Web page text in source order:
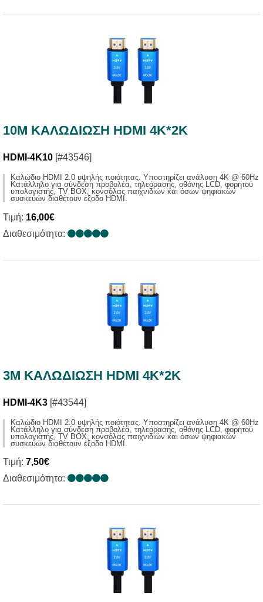
10M ΚΑΛΩΔIΩΣΗ HDMI 4K*2K
HDMI-4K10 [#43546]
Καλώδιο HDMI 2.0 υψηλής ποιότητας. Υποστηρίζει ανάλυση 4Κ @ 60Hz
Κατάλληλο για σύνδεση προβολέα, τηλεόρασης, οθόνης LCD, φορητού
υπολογιστής, TV BOX, κονσόλας παιχνιδιών και όσων ψηφιακών
συσκευών διαθέτουν έξοδο HDMI.
Τιμή: 16,00€
Διαθεσιμότητα:
3M ΚΑΛΩΔIΩΣΗ HDMI 4K*2K
HDMI-4K3 [#43544]
Καλώδιο HDMI 2.0 υψηλής ποιότητας. Υποστηρίζει ανάλυση 4Κ @ 60Hz
Κατάλληλο για σύνδεση προβολέα, τηλεόρασης, οθόνης LCD, φορητού
υπολογιστής, TV BOX, κονσόλας παιχνιδιών και όσων ψηφιακών
συσκευών διαθέτουν έξοδο HDMI.
Τιμή: 7,50€
Διαθεσιμότητα: